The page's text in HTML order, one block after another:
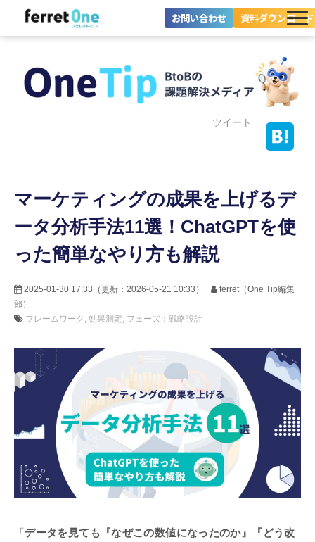
お問い合わせ 資料ダウンロード
ツール・機能一覧
料金プラン
セミナー
お役立ち情報
ツイート
マーケティングの成果を上げるデ
ータ分析手法11選！ChatGPTを使
った簡単なやり方も解説
2025-01-30 17:33 （更新： 2026-05-21 10:33 ）
ferret（One Tip編集
部）
フレームワーク 効果測定 フェーズ：戦略設計
「データを見ても『なぜこの数値になったのか』『どう改